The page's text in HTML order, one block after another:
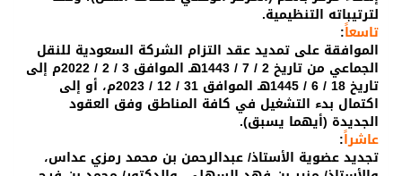
لترتيباته التنظيمية.
تاسعاً:
الموافقة على تمديد عقد التزام الشركة السعودية للنقل
الجماعي من تاريخ 2 / 7 / 1443هـ الموافق 3 / 2 / 2022م إلى
تاريخ 18 / 6 / 1445هـ الموافق 31 / 12 / 2023م، أو إلى
اكتمال بدء التشغيل في كافة المناطق وفق العقود
الجديدة (أيهما يسبق).
عاشراً:
تجديد عضوية الأستاذ/ عبدالرحمن بن محمد رمزي عداس،